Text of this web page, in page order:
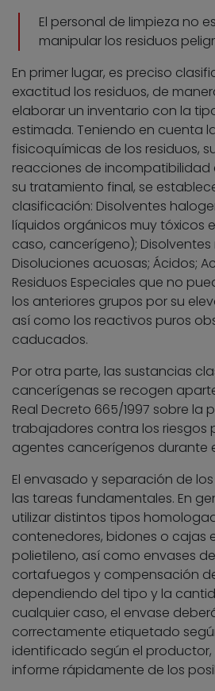
El personal de limpieza no
manipular los residuos
En primer lugar, es preciso
exactitud los residuos, de
elaborar un inventario con la
estimada. Teniendo en cuenta
fisicoquímicas de los residuos,
reacciones de incompatibilidad
su tratamiento final, se
clasificación: Disolventes
líquidos orgánicos muy tóxicos
caso, cancerígeno);
Disoluciones acuosas; Ácidos;
Residuos Especiales que no
los anteriores grupos por su
así como los reactivos puros
caducados.
Por otra parte, las sustancias
cancerígenas se recogen
Real Decreto 665/1997 sobre la
trabajadores contra los riesgos
agentes cancerígenos durante
El envasado y separación de
las tareas fundamentales. En
utilizar distintos tipos
contenedores, bidones o cajas
polietileno, así como envases
cortafuegos y compensación
dependiendo del tipo y la
cualquier caso, el envase
correctamente etiquetado
identificado según el
informe rápidamente de los